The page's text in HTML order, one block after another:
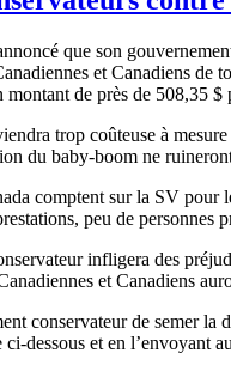
que son
et Canadiens de
montant de près de 508,35
trop coûteuse à
du baby-boom ne
comptent sur la SV pour
peu de
infligera des
et Canadiens
conservateur de semer la
dessous et en l’envoyant